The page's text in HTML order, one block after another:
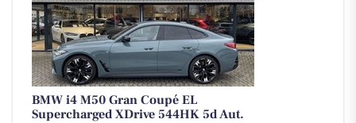
BMW i4 M50 Gran Coupé EL
Supercharged XDrive 544HK 5d Aut.